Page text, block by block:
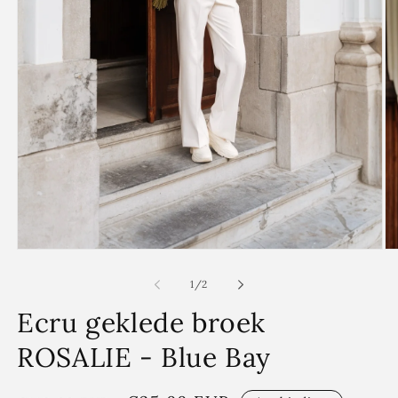
1 /van
2
Ecru geklede broek
ROSALIE - Blue Bay